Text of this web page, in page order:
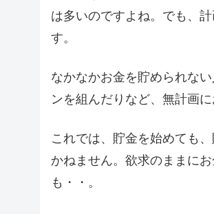
は多いのですよね。でも、
す。
なかなかお金を貯められな
ンを組んだりなど、無計画に
これでは、貯金を始めても
かねません。欲求のままに
も・・。